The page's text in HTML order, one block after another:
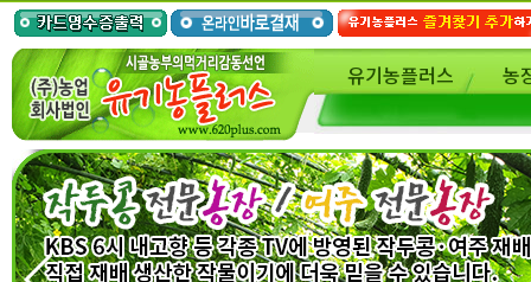
유기농플러스 농